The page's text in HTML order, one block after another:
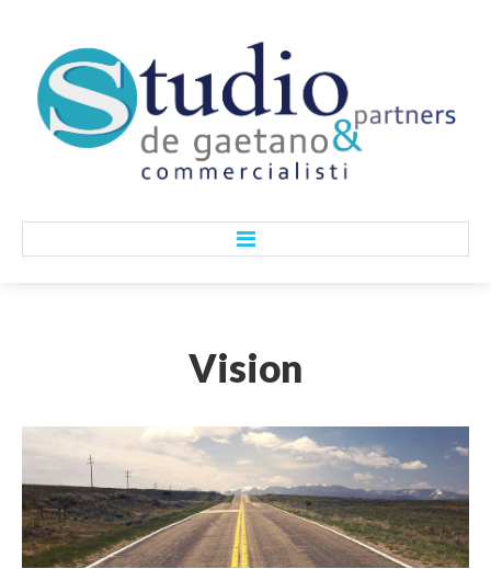
Lo Studio
I Nostri Valori
Vision
Mission
Vision